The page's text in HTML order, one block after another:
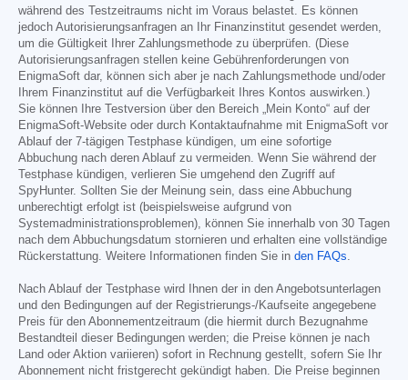
während des Testzeitraums nicht im Voraus belastet. Es können
jedoch Autorisierungsanfragen an Ihr Finanzinstitut gesendet werden,
um die Gültigkeit Ihrer Zahlungsmethode zu überprüfen. (Diese
Autorisierungsanfragen stellen keine Gebührenforderungen von
EnigmaSoft dar, können sich aber je nach Zahlungsmethode und/oder
Ihrem Finanzinstitut auf die Verfügbarkeit Ihres Kontos auswirken.)
Sie können Ihre Testversion über den Bereich „Mein Konto“ auf der
EnigmaSoft-Website oder durch Kontaktaufnahme mit EnigmaSoft vor
Ablauf der 7-tägigen Testphase kündigen, um eine sofortige
Abbuchung nach deren Ablauf zu vermeiden. Wenn Sie während der
Testphase kündigen, verlieren Sie umgehend den Zugriff auf
SpyHunter. Sollten Sie der Meinung sein, dass eine Abbuchung
unberechtigt erfolgt ist (beispielsweise aufgrund von
Systemadministrationsproblemen), können Sie innerhalb von 30 Tagen
nach dem Abbuchungsdatum stornieren und erhalten eine vollständige
Rückerstattung. Weitere Informationen finden Sie in den FAQs.
Nach Ablauf der Testphase wird Ihnen der in den Angebotsunterlagen
und den Bedingungen auf der Registrierungs-/Kaufseite angegebene
Preis für den Abonnementzeitraum (die hiermit durch Bezugnahme
Bestandteil dieser Bedingungen werden; die Preise können je nach
Land oder Aktion variieren) sofort in Rechnung gestellt, sofern Sie Ihr
Abonnement nicht fristgerecht gekündigt haben. Die Preise beginnen